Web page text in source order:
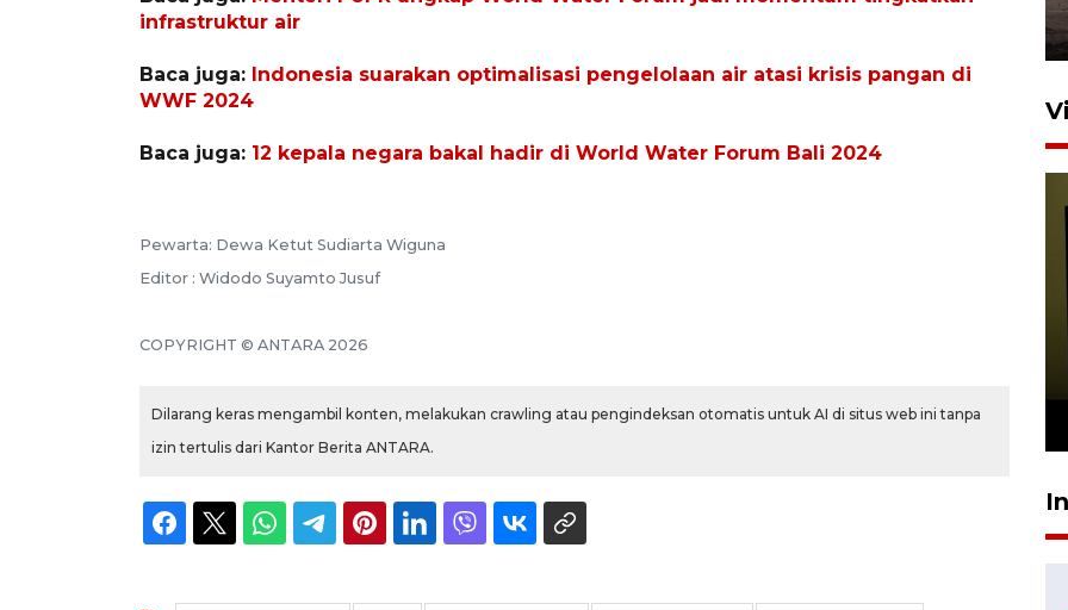
infrastruktur air
Baca juga: Indonesia suarakan optimalisasi pengelolaan air atasi krisis pangan di
WWF 2024
Baca juga: 12 kepala negara bakal hadir di World Water Forum Bali 2024
Pewarta: Dewa Ketut Sudiarta Wiguna
Editor : Widodo Suyamto Jusuf
COPYRIGHT © ANTARA 2026
Dilarang keras mengambil konten, melakukan crawling atau pengindeksan otomatis untuk AI di situs web ini tanpa
izin tertulis dari Kantor Berita ANTARA.
23 Juli 2026 19:12